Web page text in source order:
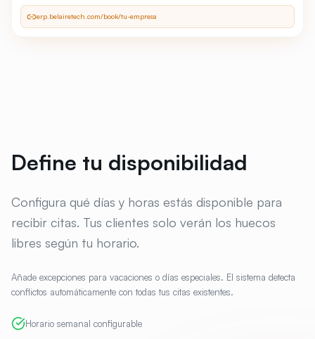
erp.belairetech.com/book/tu-empresa
Define tu disponibilidad
Configura qué días y horas estás disponible para
recibir citas. Tus clientes solo verán los huecos
libres según tu horario.
Añade excepciones para vacaciones o días especiales. El sistema detecta
conflictos automáticamente con todas tus citas existentes.
Horario semanal configurable